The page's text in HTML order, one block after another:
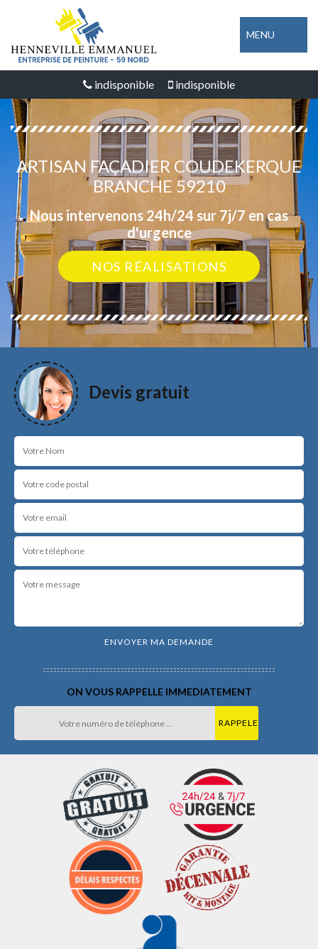
MENU
indisponible indisponible
ARTISAN FAÇADIER COUDEKERQUE
BRANCHE 59210
Nous intervenons 24h/24 sur 7j/7 en cas
d'urgence
NOS RÉALISATIONS
Devis gratuit
ON VOUS RAPPELLE IMMEDIATEMENT